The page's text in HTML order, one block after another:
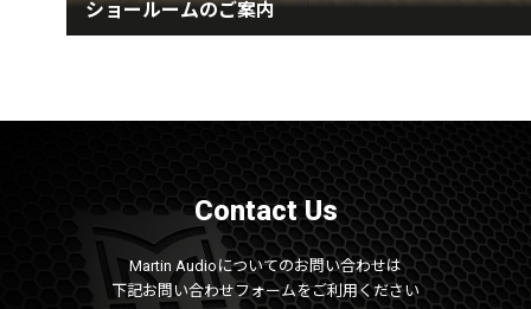
ショールームのご案内
Contact Us
Martin Audioについてのお問い合わせは
下記お問い合わせフォームをご利用ください